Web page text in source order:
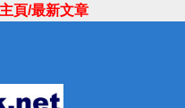
主頁/最新文章